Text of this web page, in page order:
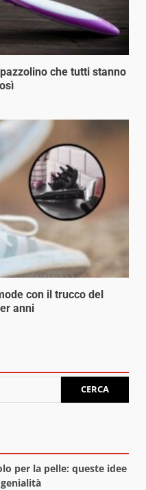
che tutti stanno
con il trucco del
anni
CERCA
per la pelle: queste idee